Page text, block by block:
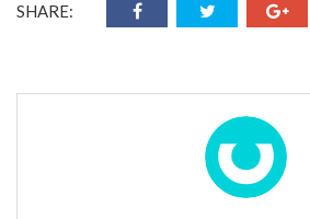
SHARE: